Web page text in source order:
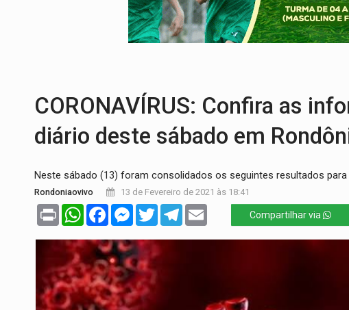
TRAFICANTE PRESO:Operação Brasil Contra o
CORONAVÍRUS: Confira as
diário deste sábado em
Neste sábado (13) foram consolidados os seguintes resultados para
Rondoniaovivo 13 de Fevereiro de 2021 às 18:41
Print WhatsAppFacebookMessenger
TwitterTelegram Compartilhar via